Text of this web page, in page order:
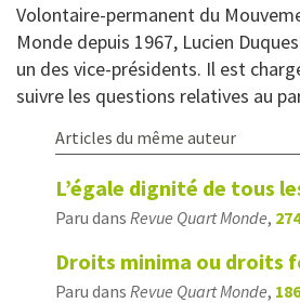
Volontaire-permanent du
Monde depuis 1967, Lucien
un des vice-présidents. Il est
suivre les questions relatives au
Articles du même auteur
L’égale dignité de tous
Paru dans Revue Quart Monde,
Droits minima ou droits
Paru dans Revue Quart Monde,